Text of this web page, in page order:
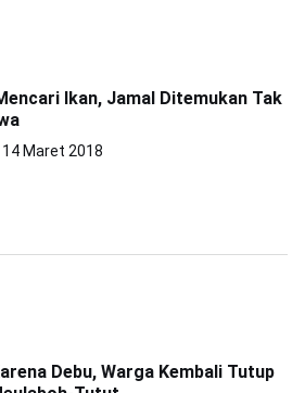
Ikan, Jamal Ditemukan Tak
14 Maret 2018
Debu, Warga Kembali Tutup